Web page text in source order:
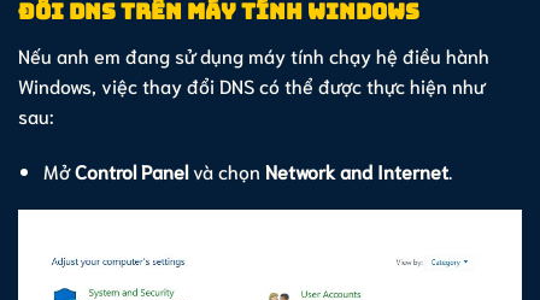
Đổi DNS trên máy tính Windows
Nếu anh em đang sử dụng máy tính chạy hệ điều hành
Windows, việc thay đổi DNS có thể được thực hiện như
sau:
MởControl Panelvà chọn Network and Internet.